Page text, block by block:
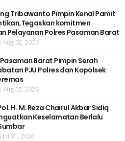
Tribawanto Pimpin Kenal Pamit
komitmen
Pelayanan Polres Pasaman Barat
Aug 02, 2026
Barat Pimpin Serah
PJU Polres dan Kapolsek
Aug 02, 2026
H. M. Reza Chairul Akbar Sidiq
Keselamatan Berlalu
Jul 31, 2026